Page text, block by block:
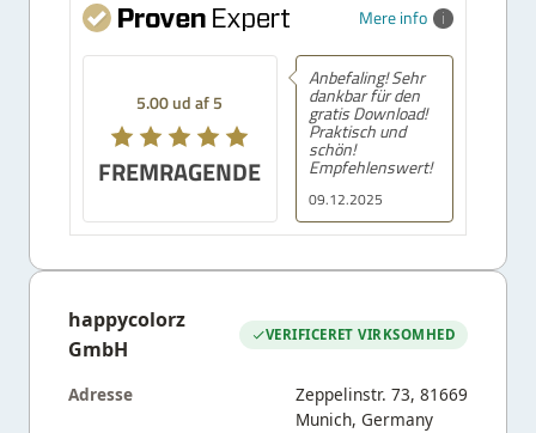
Mere info
5.00 ud af 5
FREMRAGENDE
09.12.2025
Anbefaling! Sehr
dankbar für den
gratis Download!
Praktisch und
schön!
Empfehlenswert!
happycolorz
GmbH
VERIFICERET VIRKSOMHED
Adresse
Zeppelinstr. 73, 81669
Munich, Germany